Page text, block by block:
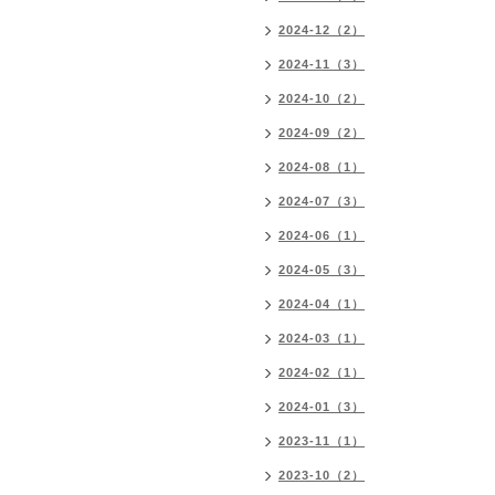
2024-12（2）
2024-11（3）
2024-10（2）
2024-09（2）
2024-08（1）
2024-07（3）
2024-06（1）
2024-05（3）
2024-04（1）
2024-03（1）
2024-02（1）
2024-01（3）
2023-11（1）
2023-10（2）